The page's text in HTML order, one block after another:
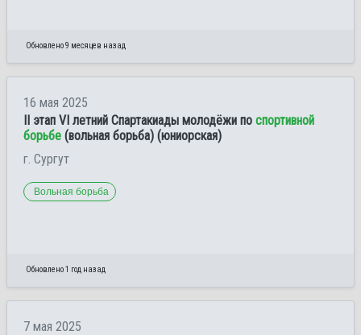
Обновлено 9 месяцев назад
16 мая 2025
II этап VI летний Спартакиады молодёжи по спортивной
борьбе (вольная борьба) (юниорская)
г. Сургут
Вольная борьба
Обновлено 1 год назад
7 мая 2025